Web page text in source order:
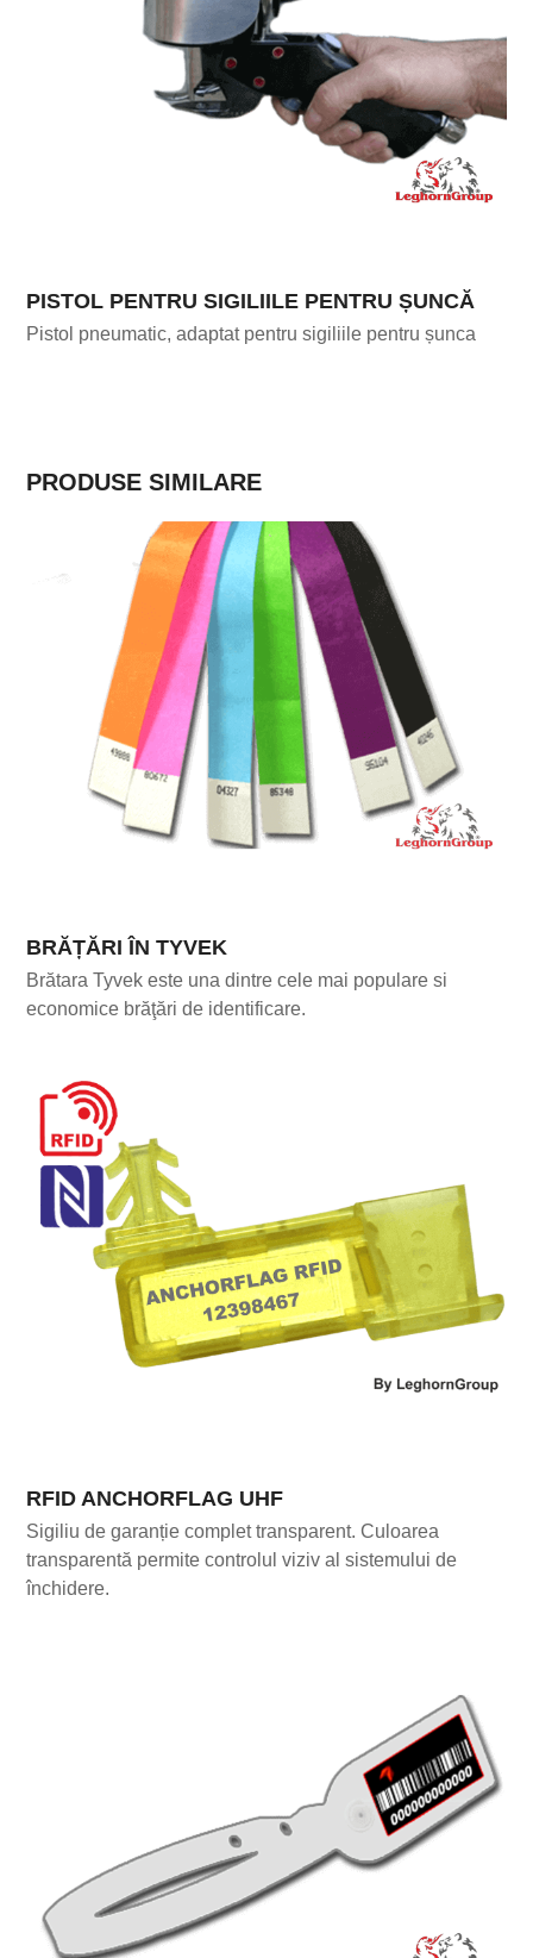
PISTOL PENTRU SIGILIILE PENTRU ȘUNCĂ
Pistol pneumatic, adaptat pentru sigiliile pentru șunca
PRODUSE SIMILARE
BRĂȚĂRI ÎN TYVEK
Brătara Tyvek este una dintre cele mai populare si
economice brăţări de identificare.
RFID ANCHORFLAG UHF
Sigiliu de garanție complet transparent. Culoarea
transparentă permite controlul viziv al sistemului de
închidere.